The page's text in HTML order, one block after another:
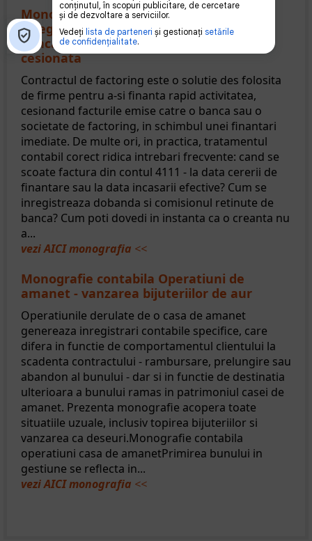
Monografie contabila factoring: cum se
inregistreaza cesiunea facturilor catre
banca si ce se intampla cu creanta
cesionata
Contractul de factoring este o solutie des folosita
de firme pentru a-si finanta rapid activitatea,
cesionand facturile emise catre o banca sau o
societate de factoring, in schimbul unei finantari
imediate. De multe ori, in practica, tratamentul
contabil corect ridica intrebari frecvente: cand se
scoate factura din contul 4111 - la data cererii de
finantare sau la data incasarii efective? Cum se
inregistreaza dobanda si comisionul retinute de
banca? Cum poti dovedi in instanta ca o creanta nu
a...
vezi AICI monografia <<
Monografie contabila Operatiuni de
amanet - vanzarea bijuteriilor de aur
Operatiunile derulate de o casa de amanet
genereaza inregistrari contabile specifice, care
difera in functie de comportamentul clientului la
scadenta contractului - rambursare, prelungire sau
abandon al bunului - dar si in functie de destinatia
ulterioara a bunului ramas in patrimoniul casei de
amanet. Prezenta monografie acopera toate
situatiile uzuale, inclusiv topirea bijuteriilor si
vanzarea ca deseuri.Monografie contabila
operatiuni casa de amanetPrimirea bunului in
gestiune se reflecta in...
vezi AICI monografia <<